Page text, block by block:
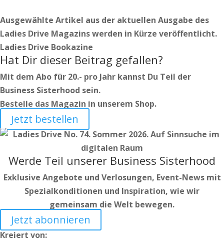
Ausgewählte Artikel aus der aktuellen Ausgabe des
Ladies Drive Magazins werden in Kürze veröffentlicht.
Ladies Drive Bookazine
Hat Dir dieser Beitrag gefallen?
Mit dem Abo für 20.- pro Jahr kannst Du Teil der
Business Sisterhood sein.
Bestelle das Magazin in unserem Shop.
Jetzt bestellen
Werde Teil unserer Business Sisterhood
Exklusive Angebote und Verlosungen, Event-News mit
Spezialkonditionen und Inspiration, wie wir
gemeinsam die Welt bewegen.
Jetzt abonnieren
Kreiert von: